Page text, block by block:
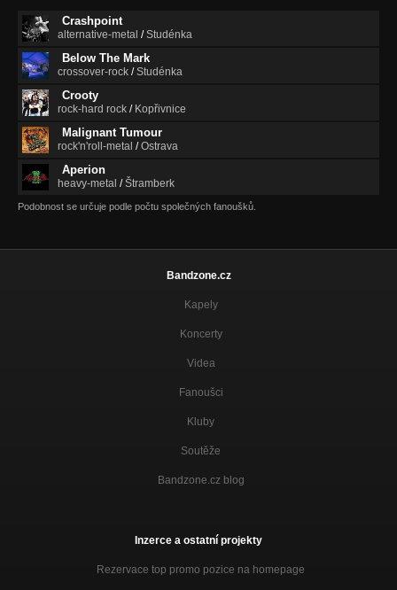
Crashpoint
alternative-metal /Studénka
Below The Mark
crossover-rock /Studénka
Crooty
rock-hard rock / Kopřivnice
Malignant Tumour
rock'n'roll-metal /Ostrava
Aperion
heavy-metal /Štramberk
Podobnost se určuje podle počtu společných fanoušků.
Bandzone.cz
Kapely
Koncerty
Videa
Fanoušci
Kluby
Soutěže
Bandzone.cz blog
Inzerce a ostatní projekty
Rezervace top promo pozice na homepage